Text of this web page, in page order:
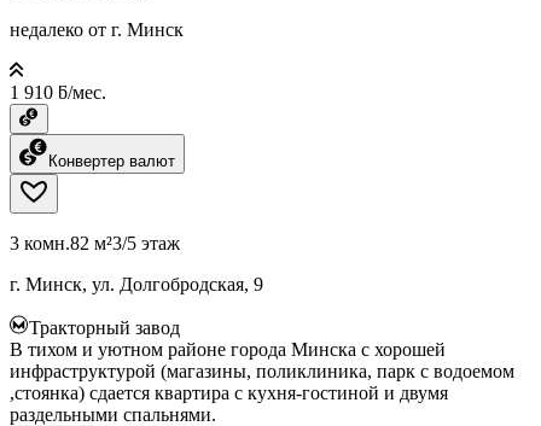
недалеко от г. Минск
1 910 ƃ/мес.
Конвертер валют
3 комн.82 м²3/5 этаж
г. Минск, ул. Долгобродская, 9
Тракторный завод
В тихом и уютном районе города Минска с хорошей
инфраструктурой (магазины, поликлиника, парк с водоемом
,стоянка) сдается квартира с кухня-гостиной и двумя
раздельными спальнями.